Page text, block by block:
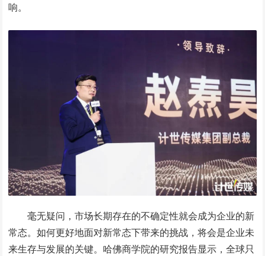
响。
毫无疑问，市场长期存在的不确定性就会成为企业的新
常态。如何更好地面对新常态下带来的挑战，将会是企业未
来生存与发展的关键。哈佛商学院的研究报告显示，全球只